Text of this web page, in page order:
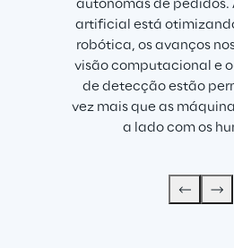
autônomas de
artificial está
robótica, os avanços
visão computacional e
de detecção estão
vez mais que as
a lado com os